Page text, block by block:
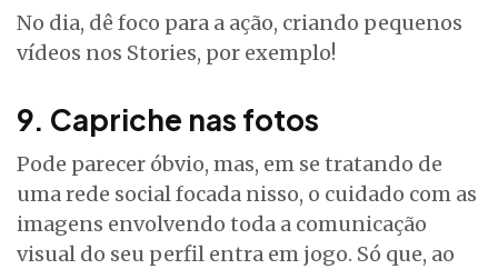
No dia, dê foco para a ação, criando pequenos
vídeos nos Stories, por exemplo!
9. Capriche nas fotos
Pode parecer óbvio, mas, em se tratando de
uma rede social focada nisso, o cuidado com as
imagens envolvendo toda a comunicação
visual do seu perfil entra em jogo. Só que, ao